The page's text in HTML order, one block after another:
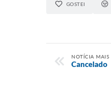
GOSTEI
NOTÍCIA MAIS
Cancelado